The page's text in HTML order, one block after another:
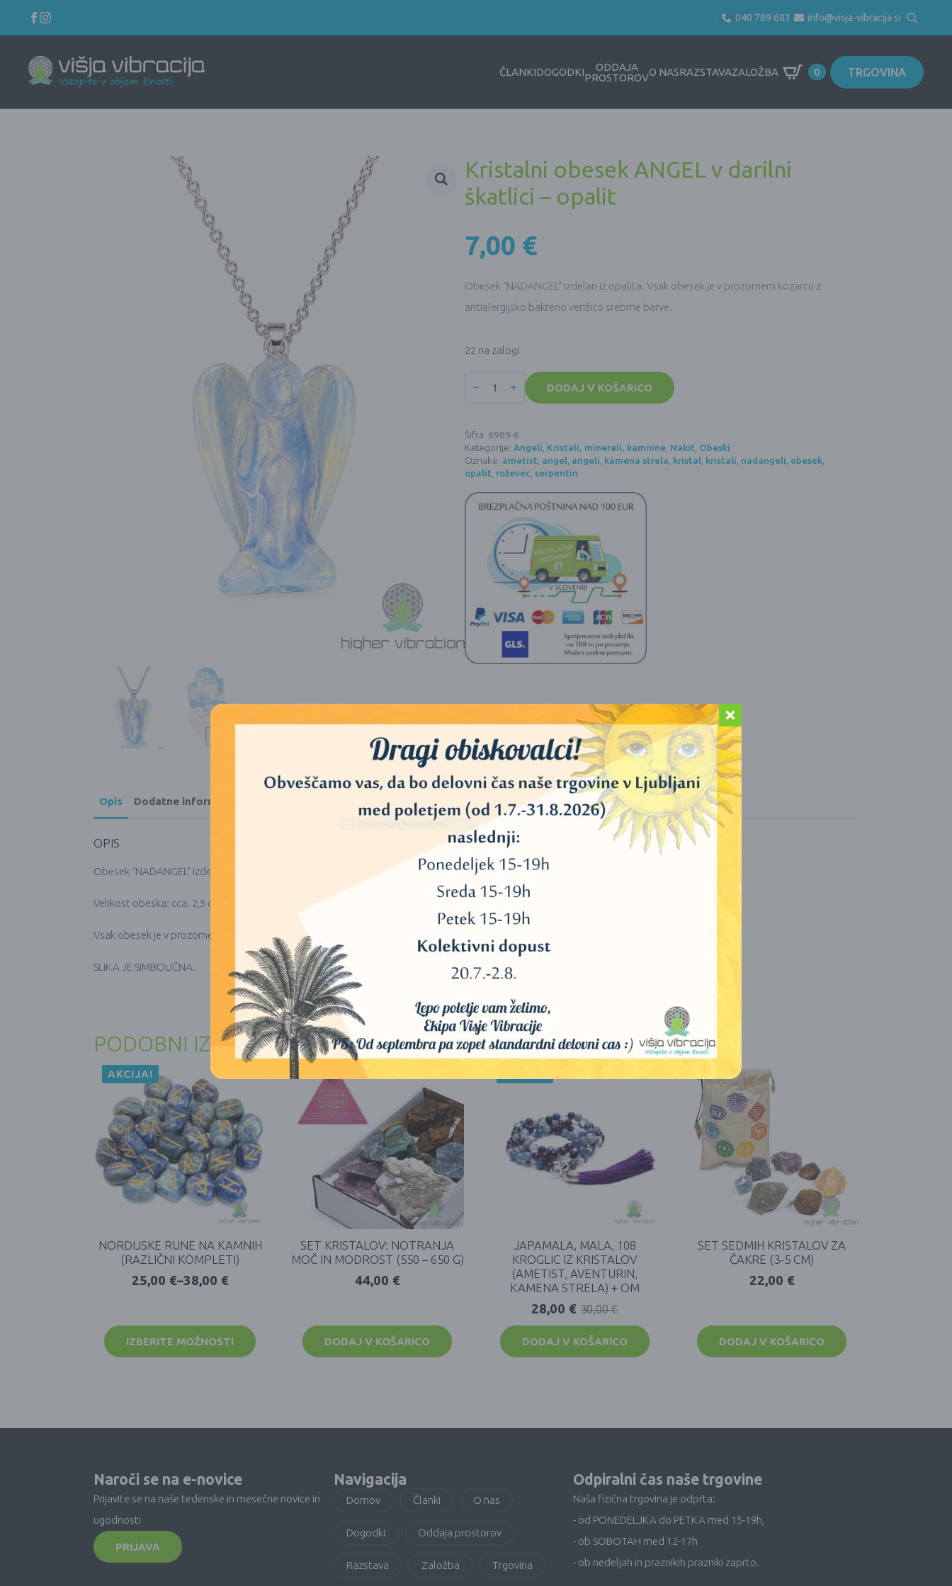
040 789 683 info@visja-vibracija.si
Search
for:
ČLANKIDOGODKI
ODDAJA
PROSTOROVO NASRAZSTAVAZALOŽBA 0 TRGOVINA
Kristalni obesek ANGEL v darilni
škatlici – opalit
7,00 €
Obesek “NADANGEL” izdelan iz opalita. Vsak obesek je v prozornem kozarcu z
antialergijsko bakreno verižico srebrne barve.
22 na zalogi
obesek
škatlici
-
opalit
količina
DODAJ V KOŠARICO
Šifra: 6989-6
Kategorije: Angeli, Kristali, minerali, kamnine, Nakit, Obeski
Oznake: ametist, angel, angeli, kamena strela, kristal, kristali, nadangeli, obesek,
opalit, roževec, serpentin
Opis Dodatne informacije
OPIS
Obesek “NADANGEL” izdelan iz opalita.
Velikost obeska: cca. 2,5 cm
Vsak obesek je v prozornem kozarcu z antialergijsko bakreno verižico srebrne barve.
SLIKA JE SIMBOLIČNA.
PODOBNI IZDELKI
AKCIJA!
NORDIJSKE RUNE NA KAMNIH
(RAZLIČNI KOMPLETI)
25,00 €–38,00 €
IZBERITE MOŽNOSTI
SET KRISTALOV: NOTRANJA
MOČ IN MODROST (550 – 650 G)
44,00 €
DODAJ V KOŠARICO
JAPAMALA, MALA, 108
KROGLIC IZ KRISTALOV
(AMETIST, AVENTURIN,
KAMENA STRELA) + OM
30,00€
28,00 €
DODAJ V KOŠARICO
SET SEDMIH KRISTALOV ZA
ČAKRE (3-5 CM)
22,00 €
DODAJ V KOŠARICO
Naroči se na e-novice
Prijavite se na naše tedenske in mesečne novice in
ugodnosti
PRIJAVA
Navigacija
Domov Članki O nas
Dogodki Oddaja prostorov
Razstava Založba Trgovina
Odpiralni čas naše trgovine
Naša fizična trgovina je odprta:
- od PONEDELJKA do PETKA med 15-19h,
- ob SOBOTAH med 12-17h
- ob nedeljah in praznikih prazniki zaprto.